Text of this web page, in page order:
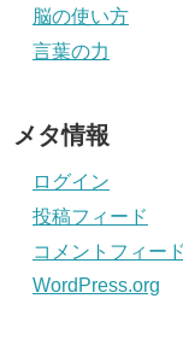
脳の使い方
言葉の力
メタ情報
ログイン
投稿フィード
コメントフィード
WordPress.org